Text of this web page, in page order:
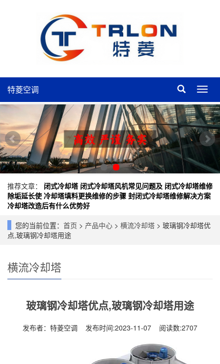
特
菱
空
调
特菱空调
推荐文章： 闭式冷却塔 闭式冷却塔风机常见问题及 闭式冷却塔维修
除垢延长使 冷却塔填料更换维修的步骤 封闭式冷却塔维修解决方案
冷却塔改造后有什么优势好
您的当前位置： 首页 > 产品中心 > 横流冷却塔 > 玻璃钢冷却塔优
点,玻璃钢冷却塔用途
横流冷却塔
玻璃钢冷却塔优点,玻璃钢冷却塔用途
发布者：特菱空调 发布时间:2023-11-07 阅读数:2707